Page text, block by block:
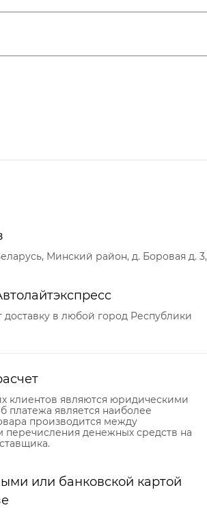
Минский район, д. Боровая д. 3,
доставку в любой город Республики
клиентов являются юридическими
платежа является наиболее
производится между
перечисления денежных средств на
или банковской картой